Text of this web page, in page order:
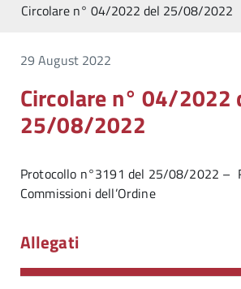
Circolare n° 04/2022 del 25/08/2022
29 August 2022
Circolare n° 04/2022
25/08/2022
Protocollo n°3191 del 25/08/2022 –
Commissioni dell’Ordine
Allegati